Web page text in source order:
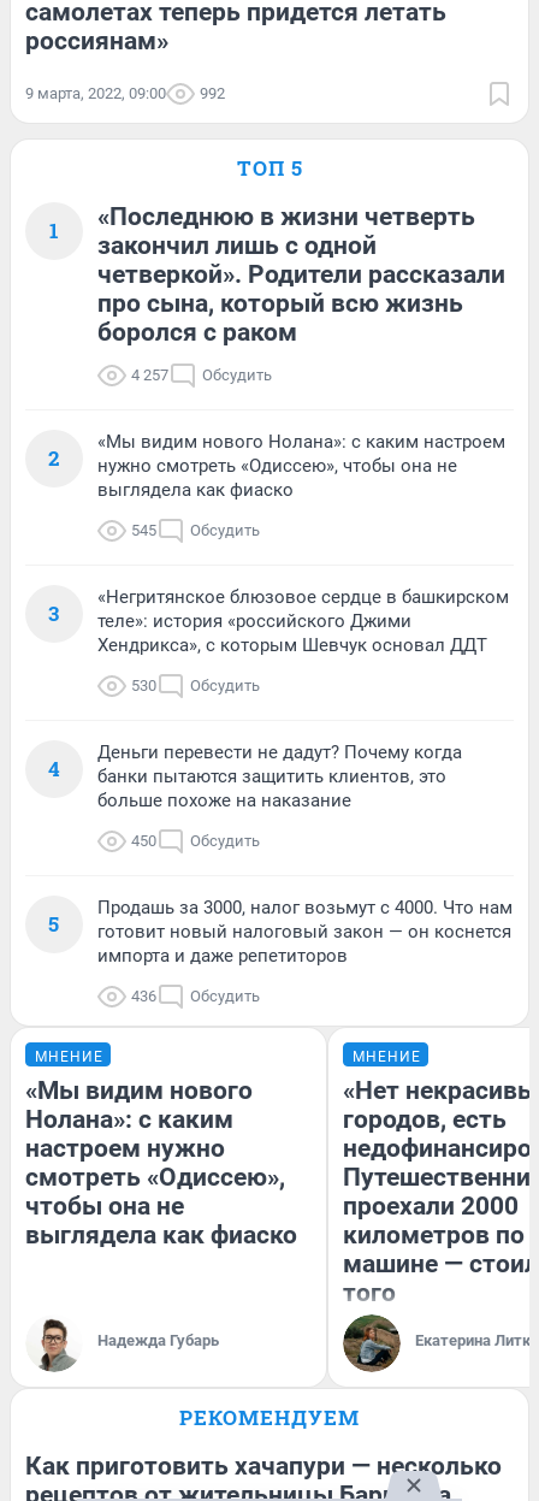
самолетах теперь придется летать
россиянам»
9 марта, 2022, 09:00 992
ТОП 5
1
«Последнюю в жизни четверть
закончил лишь с одной
четверкой». Родители рассказали
про сына, который всю жизнь
боролся с раком
4 257 Обсудить
2
«Мы видим нового Нолана»: с каким настроем
нужно смотреть «Одиссею», чтобы она не
выглядела как фиаско
545 Обсудить
3
«Негритянское блюзовое сердце в башкирском
теле»: история «российского Джими
Хендрикса», с которым Шевчук основал ДДТ
530 Обсудить
4
Деньги перевести не дадут? Почему когда
банки пытаются защитить клиентов, это
больше похоже на наказание
450 Обсудить
5
Продашь за 3000, налог возьмут с 4000. Что нам
готовит новый налоговый закон — он коснется
импорта и даже репетиторов
436 Обсудить
МНЕНИЕ
«Мы видим нового
Нолана»: с каким
настроем нужно
смотреть «Одиссею»,
чтобы она не
выглядела как фиаско
Надежда Губарь
МНЕНИЕ
«Нет
городов, есть
проехали 2000
километров по
машине —
того
Екатерина
РЕКОМЕНДУЕМ
Как приготовить хачапури — несколько
рецептов от жительницы Барнаула